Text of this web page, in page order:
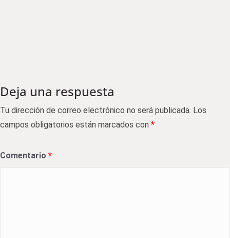
Deja una respuesta
Tu dirección de correo electrónico no será publicada. Los
campos obligatorios están marcados con *
Comentario *